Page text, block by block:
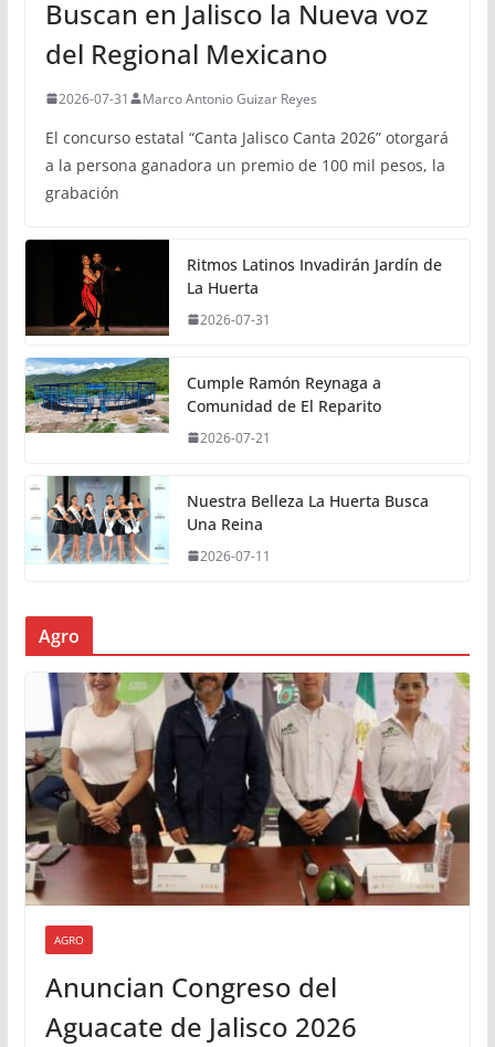
Buscan en Jalisco la Nueva voz
del Regional Mexicano
2026-07-31 Marco Antonio Guizar Reyes
El concurso estatal “Canta Jalisco Canta 2026” otorgará
a la persona ganadora un premio de 100 mil pesos, la
grabación
Ritmos Latinos Invadirán Jardín de
La Huerta
2026-07-31
Cumple Ramón Reynaga a
Comunidad de El Reparito
2026-07-21
Nuestra Belleza La Huerta Busca
Una Reina
2026-07-11
Agro
AGRO
Anuncian Congreso del
Aguacate de Jalisco 2026